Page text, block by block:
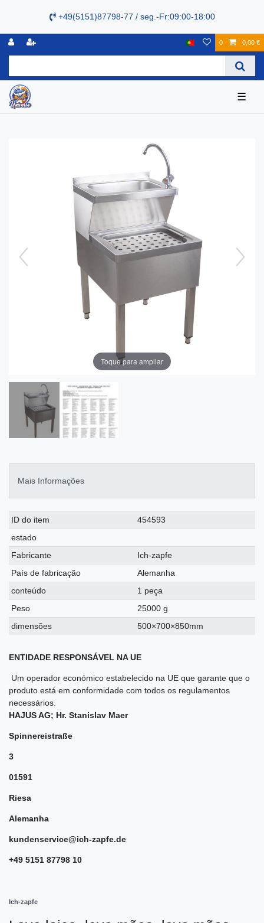
+49(5151)87798-77 / seg.-Fr:09:00-18:00
0 0,00 €
☰
Toque para ampliar
Mais Informações
Ceres::Template.singleItemTechnicalDataAttribute
Ceres::Template.singleItemTechnicalDataValue
ID do item
454593
estado
Fabricante
Ich-zapfe
País de fabricação
Alemanha
conteúdo
1 peça
Peso
25000 g
dimensões
500×700×850mm
ENTIDADE RESPONSÁVEL NA UE
Um operador económico estabelecido na UE que garante que o
produto está em conformidade com todos os regulamentos
necessários.
HAJUS AG; Hr. Stanislav Maer
Spinnereistraße
3
01591
Riesa
Alemanha
kundenservice@ich-zapfe.de
+49 5151 87798 10
Ich-zapfe